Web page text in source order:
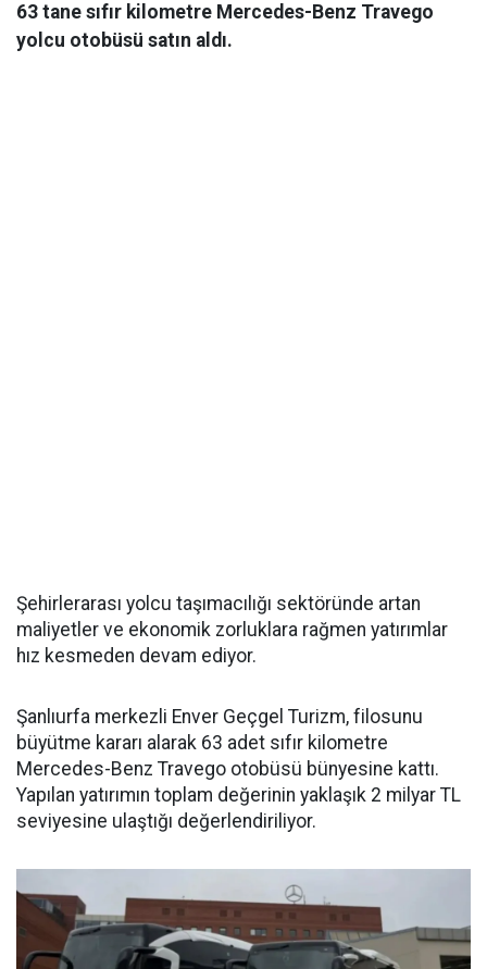
63 tane sıfır kilometre Mercedes-Benz Travego
yolcu otobüsü satın aldı.
Şehirlerarası yolcu taşımacılığı sektöründe artan
maliyetler ve ekonomik zorluklara rağmen yatırımlar
hız kesmeden devam ediyor.
Şanlıurfa merkezli Enver Geçgel Turizm, filosunu
büyütme kararı alarak 63 adet sıfır kilometre
Mercedes-Benz Travego otobüsü bünyesine kattı.
Yapılan yatırımın toplam değerinin yaklaşık 2 milyar TL
seviyesine ulaştığı değerlendiriliyor.